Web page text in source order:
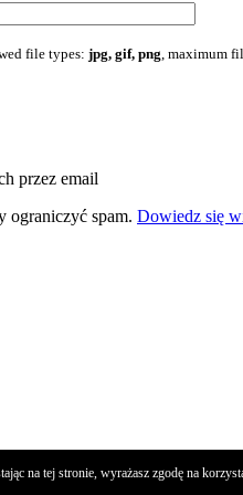
file types: jpg, gif, png, maximum
przez email
ograniczyć spam. Dowiedz się
i wdrożenie:Jakub Kędziora|
na tej stronie, wyrażasz zgodę na